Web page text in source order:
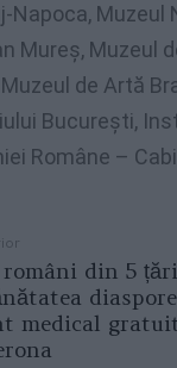
Napoca, Muzeul
Mureș, Muzeul
de Artă
București,
Române –
români din 5
medical